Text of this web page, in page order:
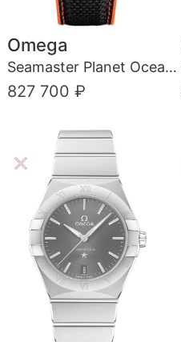
Omega
Seamaster Planet Ocean 600M
827 700 ₽